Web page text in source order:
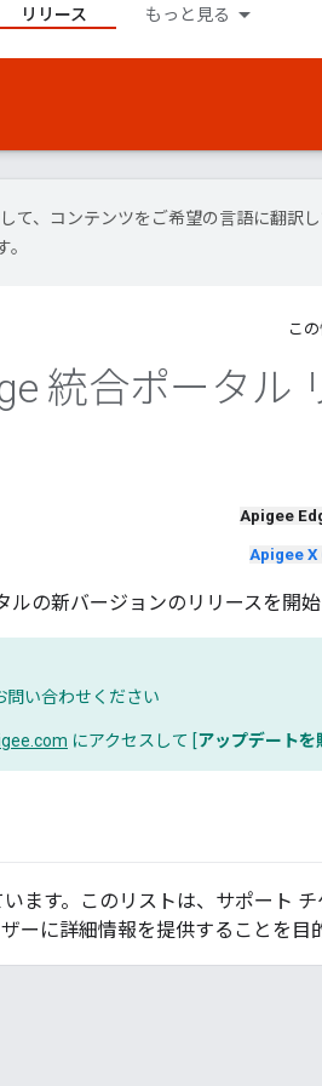
リリース もっと見る
て、コンテンツをご希望の言語に翻訳
こ
統合ポータル
Apigee
Apigee X
の新バージョンのリリースを開始
問い合わせください
にアクセスして [アップデートを
ます。このリストは、サポート
ーに詳細情報を提供することを目